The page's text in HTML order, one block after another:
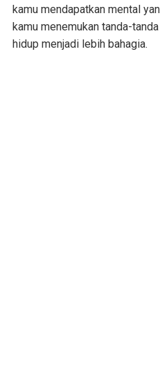
kamu mendapatkan mental
kamu menemukan tanda-
hidup menjadi lebih bahagia.